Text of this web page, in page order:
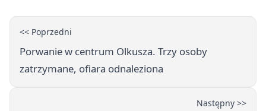
<< Poprzedni
Porwanie w centrum Olkusza. Trzy osoby
zatrzymane, ofiara odnaleziona
Następny >>